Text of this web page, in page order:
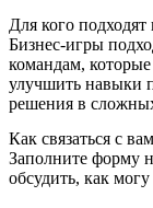
Для кого
Бизнес-игры
командам, которые
улучшить навыки
решения в
Как связаться с
Заполните форму
обсудить, как